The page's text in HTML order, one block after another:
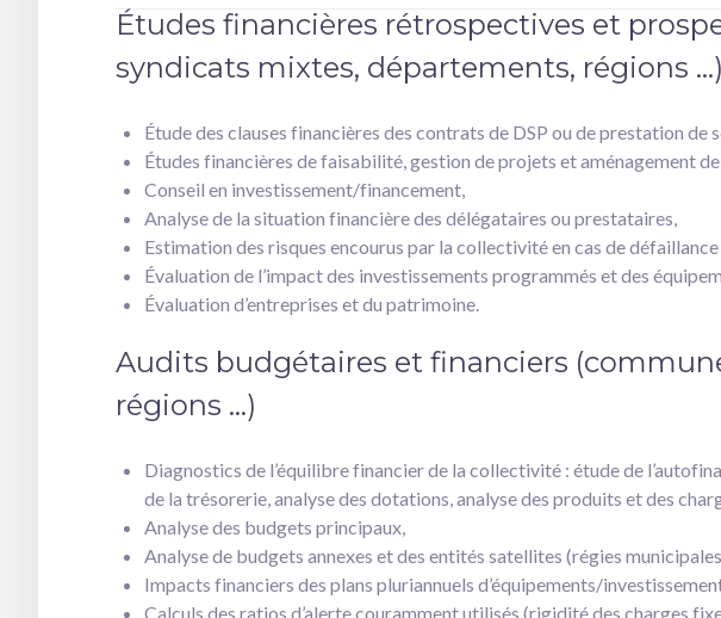
Études financières rétrospectives et
syndicats mixtes, départements, régions …)
Étude des clauses financières des contrats de DSP ou de prestation de
Études financières de faisabilité, gestion de projets et aménagement
Conseil en investissement/financement,
Analyse de la situation financière des délégataires ou prestataires,
Estimation des risques encourus par la collectivité en cas de
Évaluation de l’impact des investissements programmés et des
Évaluation d’entreprises et du patrimoine.
Audits budgétaires et financiers
régions …)
Diagnostics de l’équilibre financier de la collectivité : étude de
de la trésorerie, analyse des dotations, analyse des produits et des
Analyse des budgets principaux,
Analyse de budgets annexes et des entités satellites (régies
Impacts financiers des plans pluriannuels d’équipements/
Calculs des ratios d’alerte couramment utilisés (rigidité des charges